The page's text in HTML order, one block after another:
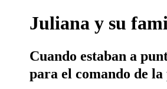
Juliana y su
Cuando estaban a
para el comando de